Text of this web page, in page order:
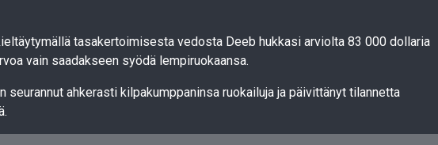
tasakertoimisesta vedosta Deeb hukkasi arviolta 83 000 dollaria
vain saadakseen syödä lempiruokaansa.
seurannut ahkerasti kilpakumppaninsa ruokailuja ja päivittänyt tilannetta